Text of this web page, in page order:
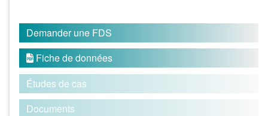
Demander une FDS
 Fiche de données
Études de cas
Documents